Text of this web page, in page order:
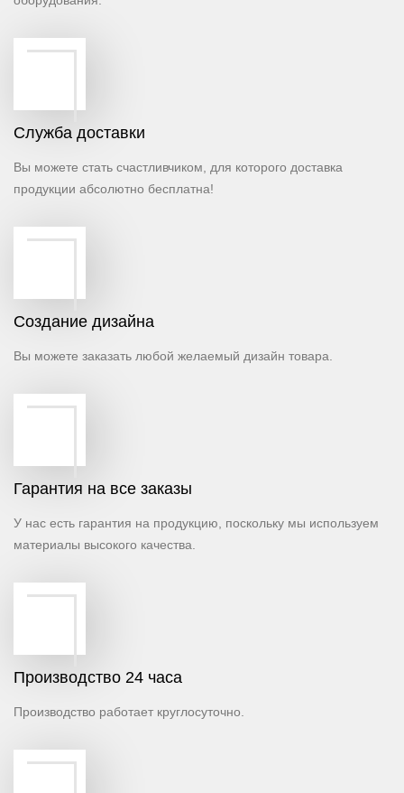
Cлужба доставки
Вы можете стать счастливчиком, для которого доставка
продукции абсолютно бесплатна!
Создание дизайна
Вы можете заказать любой желаемый дизайн товара.
Гарантия на все заказы
У нас есть гарантия на продукцию, поскольку мы используем
материалы высокого качества.
Производство 24 часа
Производство работает круглосуточно.